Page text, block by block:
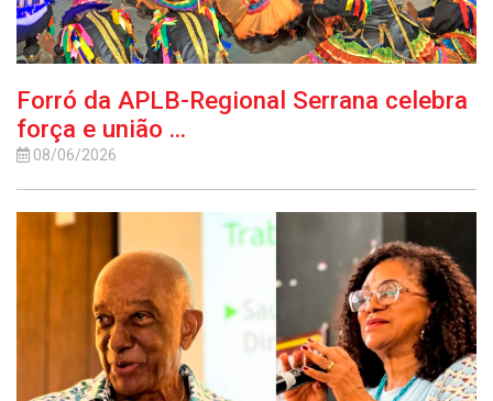
Forró da APLB-Regional Serrana celebra
força e união ...
08/06/2026